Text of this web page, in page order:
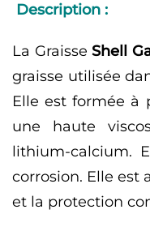
Description :
La Graisse Shell
graisse utilisée
Elle est formée à
une haute
lithium-calcium.
corrosion. Elle est
et la protection